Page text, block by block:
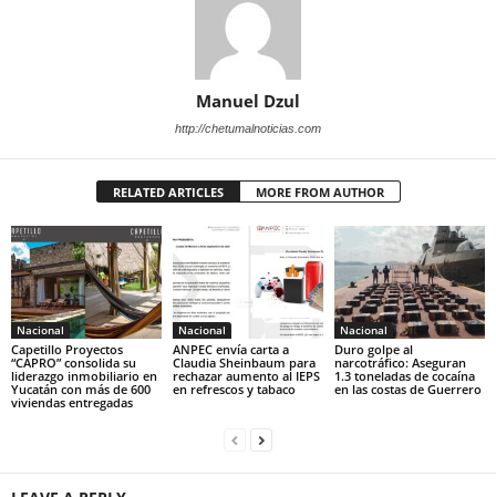
Manuel Dzul
http://chetumalnoticias.com
RELATED ARTICLES MORE FROM AUTHOR
Nacional
Capetillo Proyectos
“CAPRO” consolida su
liderazgo inmobiliario en
Yucatán con más de 600
viviendas entregadas
Nacional
ANPEC envía carta a
Claudia Sheinbaum para
rechazar aumento al IEPS
en refrescos y tabaco
Nacional
Duro golpe al
narcotráfico: Aseguran
1.3 toneladas de cocaína
en las costas de Guerrero